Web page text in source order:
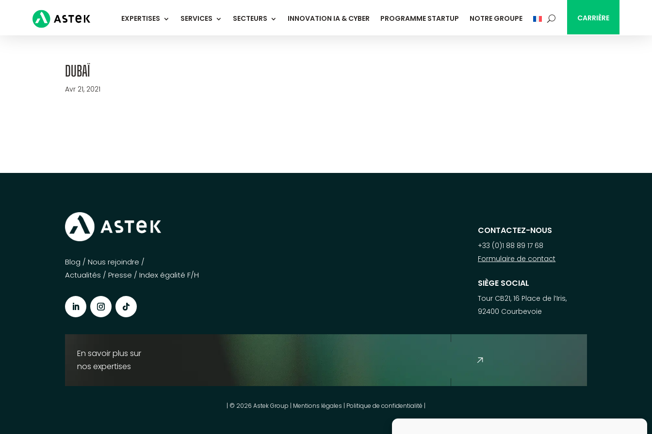
EXPERTISES SERVICES SECTEURS INNOVATION IA & CYBER PROGRAMME STARTUP NOTRE GROUPE CARRIÈRE
DUBAÏ
Avr 21, 2021
Blog /Nous rejoindre /
Actualités /Presse /Index égalité F/H
CONTACTEZ-NOUS
+33 (0)1 88 89 17 68
Formulaire de contact
SIÈGE SOCIAL
Tour CB21, 16 Place de l’Iris,
92400 Courbevoie
En savoir plus sur
nos expertises
| © 2026 Astek Group | Mentions légales | Politique de confidentialité |